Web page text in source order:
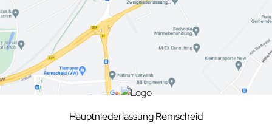
Hauptniederlassung Remscheid